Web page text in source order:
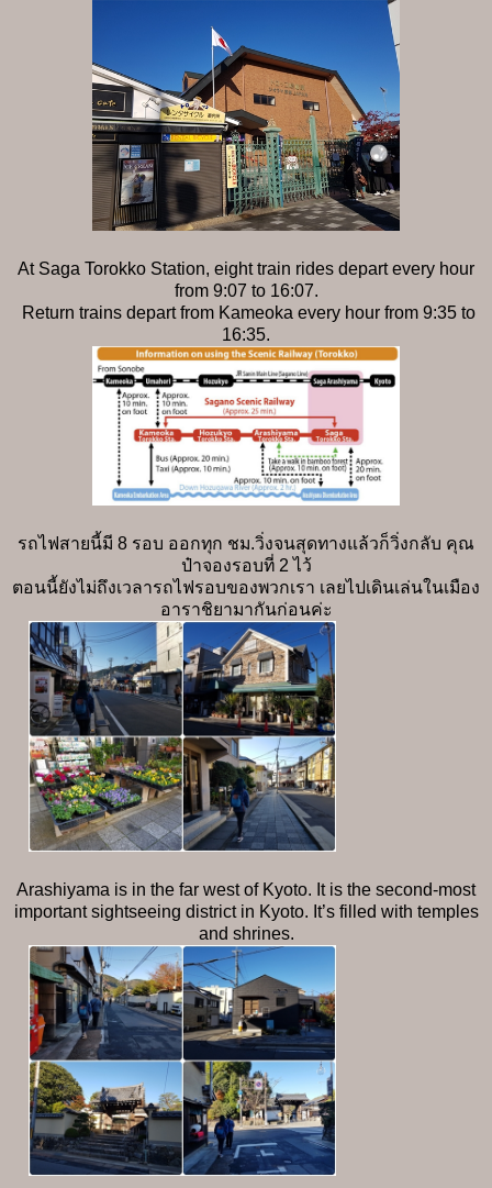
At Saga Torokko Station, eight train rides depart every hour
from 9:07 to 16:07.
Return trains depart from Kameoka every hour from 9:35 to
16:35.
รถไฟสายนี้มี 8 รอบ ออกทุก ชม.วิ่งจนสุดทางแล้วก็วิ่งกลับ คุณ
ป๋าจองรอบที่ 2 ไว้
ตอนนี้ยังไม่ถึงเวลารถไฟรอบของพวกเรา เลยไปเดินเล่นในเมือง
อาราชิยามากันก่อนค่ะ
Arashiyama is in the far west of Kyoto. It is the second-most
important sightseeing district in Kyoto. It’s filled with temples
and shrines.